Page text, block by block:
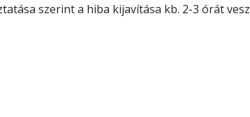
szerint a hiba kijavítása kb. 2-3 órát vesz